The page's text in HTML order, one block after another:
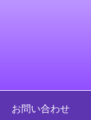
お問い合わせ